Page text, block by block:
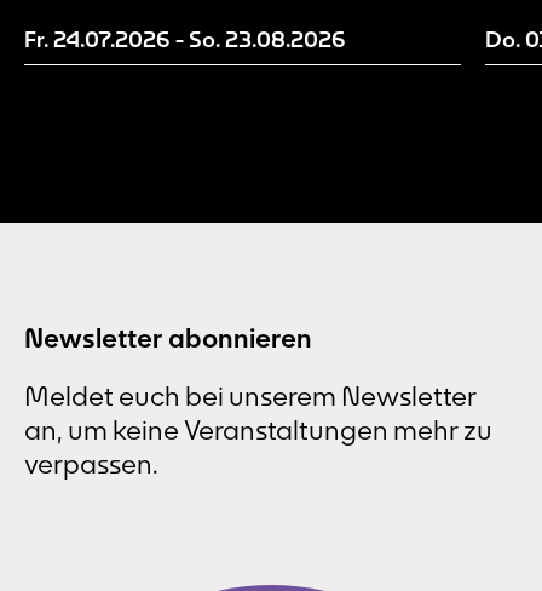
institutionellen Rahmen einem größeren
Publikum vorzustellen. Der Rundgang
Fr. 24.07.2026 - So. 23.08.2026
St.
Do.
Newsletter abonnieren
Meldet euch bei unserem Newsletter
an, um keine Veranstaltungen mehr zu
verpassen.